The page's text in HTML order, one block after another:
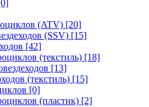
(ATV) [20]
(SSV) [15]
[42]
(текстиль) [18]
[13]
(текстиль) [15]
[0]
(пластик) [2]